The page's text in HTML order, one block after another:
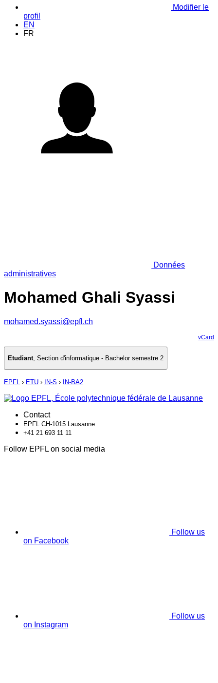
Modifier le
profil
EN
FR
Données
administratives
Mohamed Ghali Syassi
mohamed.syassi@epfl.ch
vCard
Etudiant, Section d'informatique - Bachelor semestre 2
EPFL › ETU › IN-S › IN-BA2
Contact
EPFL CH-1015 Lausanne
+41 21 693 11 11
Follow EPFL on social media
Follow us
on Facebook
Follow us
on Instagram